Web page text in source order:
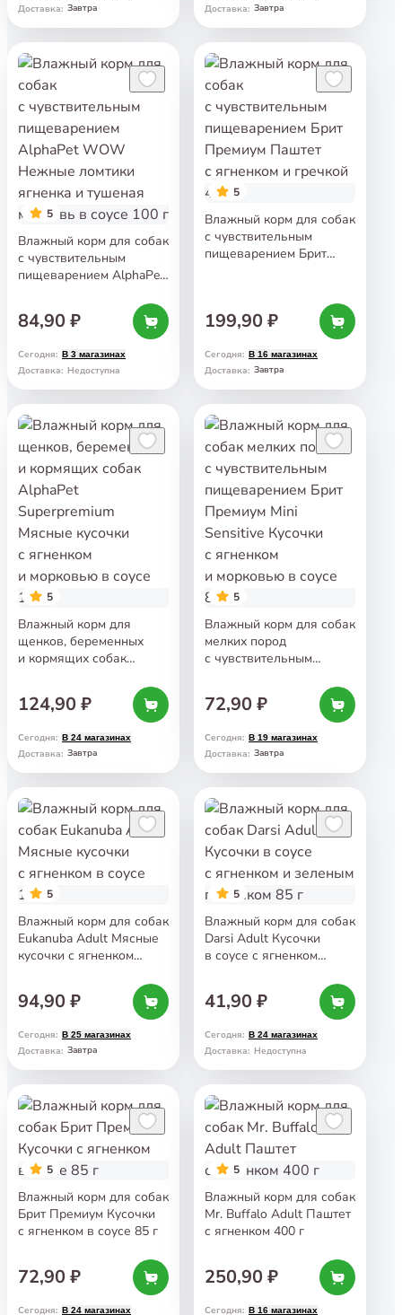
Доставка: Завтра Доставка: Завтра
5
Влажный корм для собак
с чувствительным
пищеварением AlphaPet
морковь в соусе 100 г
84,90 ₽
Сегодня: В 3 магазинах
Доставка: Недоступна
5
Влажный корм для собак
с чувствительным
пищеварением Брит
199,90 ₽
Сегодня: В 16 магазинах
Доставка: Завтра
5
Влажный корм для
щенков, беременных
и кормящих собак
с ягненком и морковью
124,90 ₽
Сегодня: В 24 магазинах
Доставка: Завтра
5
Влажный корм для собак
мелких пород
с чувствительным
Премиум Mini Sensitive
Кусочки с ягненком
и морковью в соусе 85 г
72,90 ₽
Сегодня: В 19 магазинах
Доставка: Завтра
5
Влажный корм для собак
Eukanuba Adult Мясные
кусочки с ягненком
94,90 ₽
Сегодня: В 25 магазинах
Доставка: Завтра
5
Влажный корм для собак
Darsi Adult Кусочки
в соусе с ягненком
41,90 ₽
Сегодня: В 24 магазинах
Доставка: Недоступна
5
Влажный корм для собак
Брит Премиум Кусочки
с ягненком в соусе 85 г
72,90 ₽
Сегодня: В 24 магазинах
5
Влажный корм для собак
Mr. Buffalo Adult Паштет
с ягненком 400 г
250,90 ₽
Сегодня: В 16 магазинах